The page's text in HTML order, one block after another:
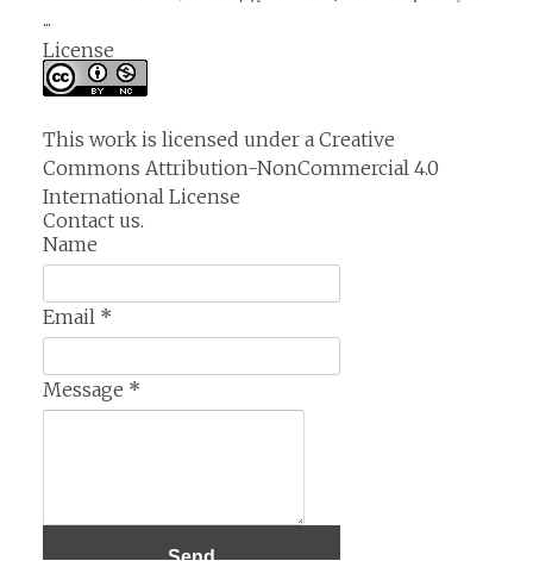
...
License
This work is licensed under a Creative
Commons Attribution-NonCommercial 4.0
International License
Contact us.
Name
Email *
Message *